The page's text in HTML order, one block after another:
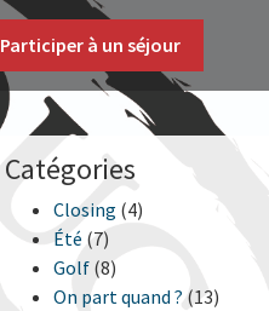
Participer à un séjour
Catégories
Closing (4)
Été (7)
Golf(8)
On part quand ? (13)